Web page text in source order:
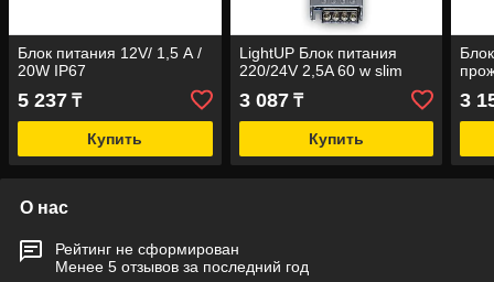
Блок питания 12V/ 1,5 А /
20W IP67
5 237 ₸
Купить
LightUP Блок питания
220/24V 2,5A 60 w slim
3 087₸
Купить
3
О нас
Рейтинг не сформирован
Менее 5 отзывов за последний год